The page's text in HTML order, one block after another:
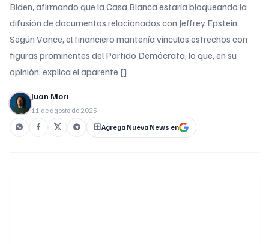
Biden, afirmando que la Casa Blanca estaría bloqueando la
difusión de documentos relacionados con Jeffrey Epstein.
Según Vance, el financiero mantenía vínculos estrechos con
figuras prominentes del Partido Demócrata, lo que, en su
opinión, explica el aparente []
Juan Mori
11 de agosto de 2025
Agrega Nueva News en